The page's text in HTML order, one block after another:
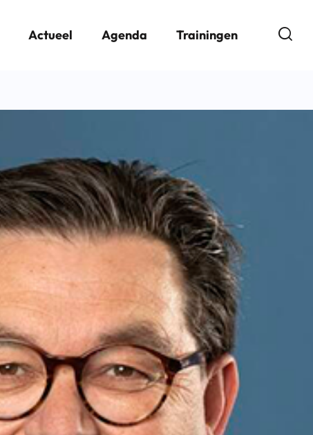
Actueel Agenda Trainingen